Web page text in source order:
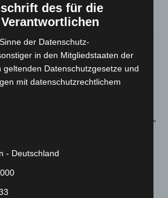
des für die
der Datenschutz-
in den Mitgliedstaaten der
geltenden Datenschutzgesetze und
mit datenschutzrechtlichem
- Deutschland